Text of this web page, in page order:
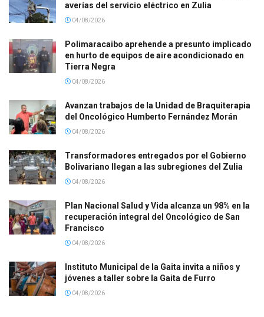
averías del servicio eléctrico en Zulia
04/08/2026
Polimaracaibo aprehende a presunto implicado
en hurto de equipos de aire acondicionado en
Tierra Negra
04/08/2026
Avanzan trabajos de la Unidad de Braquiterapia
del Oncológico Humberto Fernández Morán
04/08/2026
Transformadores entregados por el Gobierno
Bolivariano llegan a las subregiones del Zulia
04/08/2026
Plan Nacional Salud y Vida alcanza un 98% en la
recuperación integral del Oncológico de San
Francisco
04/08/2026
Instituto Municipal de la Gaita invita a niños y
jóvenes a taller sobre la Gaita de Furro
04/08/2026